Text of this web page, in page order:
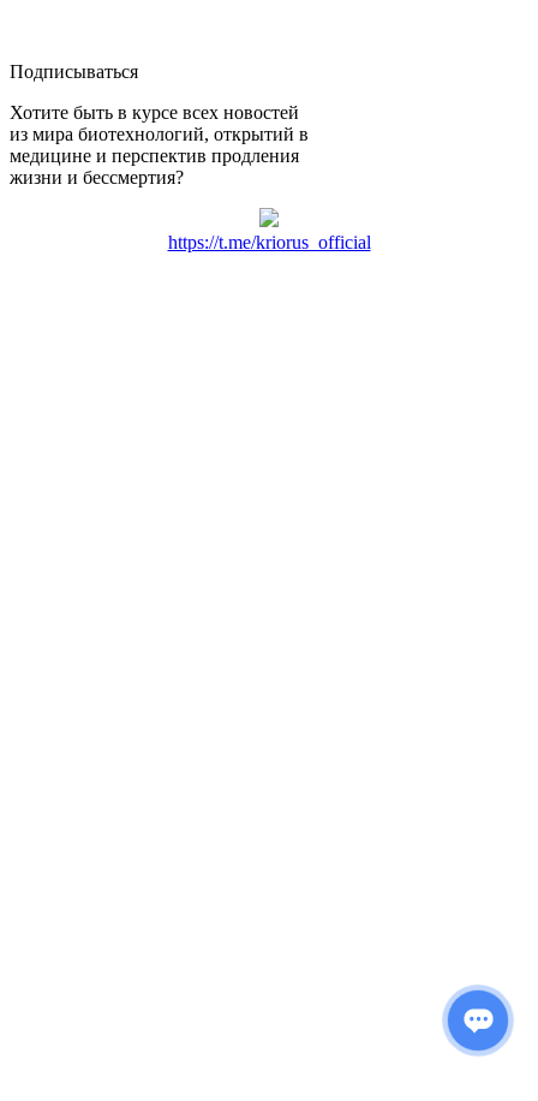
Подписываться
Хотите быть в курсе всех новостей
из мира биотехнологий, открытий в
медицине и перспектив продления
жизни и бессмертия?
https://t.me/kriorus_official